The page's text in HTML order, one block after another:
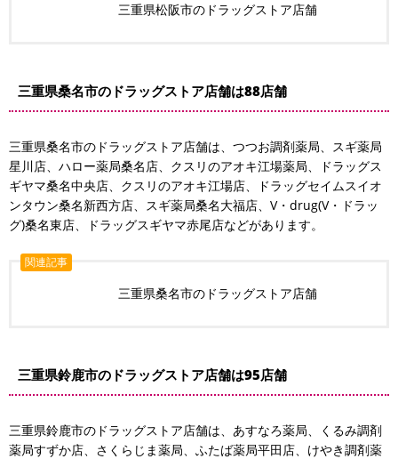
三重県松阪市のドラッグストア店舗
三重県桑名市のドラッグストア店舗は88店舗
三重県桑名市のドラッグストア店舗は、つつお調剤薬局、スギ薬局
星川店、ハロー薬局桑名店、クスリのアオキ江場薬局、ドラッグス
ギヤマ桑名中央店、クスリのアオキ江場店、ドラッグセイムスイオ
ンタウン桑名新西方店、スギ薬局桑名大福店、V・drug(V・ドラッ
グ)桑名東店、ドラッグスギヤマ赤尾店などがあります。
関連記事
三重県桑名市のドラッグストア店舗
三重県鈴鹿市のドラッグストア店舗は95店舗
三重県鈴鹿市のドラッグストア店舗は、あすなろ薬局、くるみ調剤
薬局すずか店、さくらじま薬局、ふたば薬局平田店、けやき調剤薬